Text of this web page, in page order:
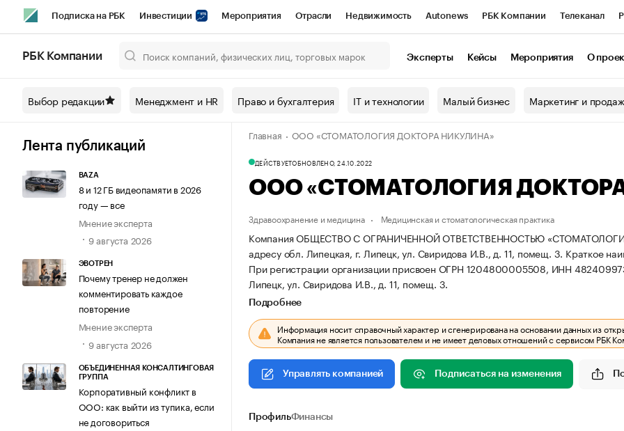
Подписка на РБК Инвестиции Мероприятия Отрасли Недвижимость Autonews РБК Компании Телеканал
Спецпроекты СПб Конференции СПб Спецпроекты Проверка контрагентов
Технологии и медиа Рынок наличной валюты
РБК Компании Эксперты Кейсы Мероприятия О
Выбор редакции Менеджмент и HR Право и бухгалтерия IT и технологии Малый бизнес Маркетинг и
Лента публикаций
BAZA
8 и 12 ГБ видеопамяти в 2026
году — все
Мнение эксперта
9 августа 2026
ЭВОТРЕН
Почему тренер не должен
комментировать каждое
повторение
Мнение эксперта
9 августа 2026
ОБЪЕДИНЕННАЯ КОНСАЛТИНГОВАЯ
ГРУППА
Корпоративный конфликт в
ООО: как выйти из тупика, если
не договориться
Главная ООО «СТОМАТОЛОГИЯ ДОКТОРА НИКУЛИНА»
ДЕЙСТВУЕТОБНОВЛЕНО, 24.10.2022
ООО «СТОМАТОЛОГИЯ
Здравоохранение и медицина Медицинская и стоматологическая практика
Компания ОБЩЕСТВО С ОГРАНИЧЕННОЙ ОТВЕТСТВЕННОСТЬЮ
адресу обл. Липецкая, г. Липецк, ул. Свиридова И.В., д. 11, помещ. 3. Краткое
При регистрации организации присвоен ОГРН 1204800005508, ИНН
Липецк, ул. Свиридова И.В., д. 11, помещ. 3.
Подробнее
Информация носит справочный характер и сгенерирована на основании данных из
Компания не является пользователем и не имеет деловых отношений с сервисом РБК
Управлять компанией Подписаться на изменения
ПрофильФинансы